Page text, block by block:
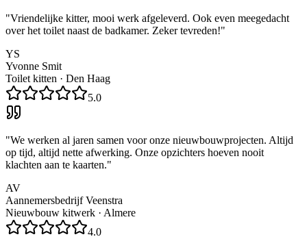
"Vriendelijke kitter, mooi werk afgeleverd. Ook even meegedacht
over het toilet naast de badkamer. Zeker tevreden!"
YS
Yvonne Smit
Toilet kitten · Den Haag
5.0
"We werken al jaren samen voor onze nieuwbouwprojecten. Altijd
op tijd, altijd nette afwerking. Onze opzichters hoeven nooit
klachten aan te kaarten."
AV
Aannemersbedrijf Veenstra
Nieuwbouw kitwerk · Almere
4.0